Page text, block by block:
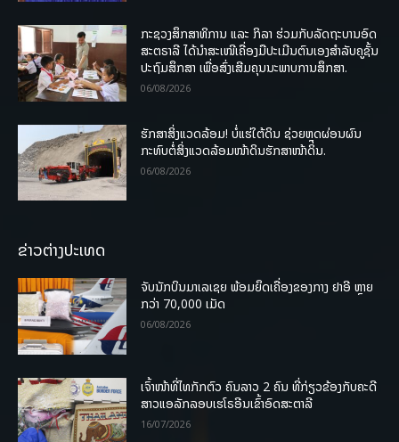
ກະຊວງສຶກສາທິການ ແລະ ກິລາ ຮ່ວມກັບລັດຖະບານອົດ
ສະຕຣາລີ ໄດ້ນຳສະເໜີເຄື່ອງມືປະເມີນຕົນເອງສຳລັບຄູຊັ້ນ
ປະຖົມສຶກສາ ເພື່ອສົ່ງເສີມຄຸນນະພາບການສຶກສາ.
06/08/2026
ຮັກສາສິ່ງແວດລ້ອມ! ບໍ່ແຮ່ໃຕ້ດິນ ຊ່ວຍຫຼຸດຜ່ອນຜົນ
ກະທົບຕໍ່ສິ່ງແວດລ້ອມໜ້າດິນຮັກສາໜ້າດິນ.
06/08/2026
ຂ່າວຕ່າງປະເທດ
ຈັບນັກບິນມາເລເຊຍ ພ້ອມຍຶດເຄື່ອງຂອງກາງ ຢາອີ ຫຼາຍ
ກວ່າ 70,000 ເມັດ
06/08/2026
ເຈົ້າໜ້າທີ່ໄທກັກຕົວ ຄົນລາວ 2 ຄົນ ທີ່ກ່ຽວຂ້ອງກັບຄະດີ
ສາວແອລັກລອບເຮໂຣອີນເຂົ້າອົດສະຕາລີ
16/07/2026